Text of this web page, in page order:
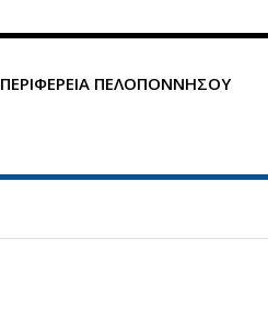
ΠΕΡΙΦΕΡΕΙΑ ΠΕΛΟΠΟΝΝΗΣΟΥ